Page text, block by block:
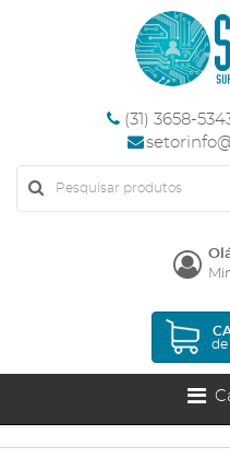
(31) 3658-